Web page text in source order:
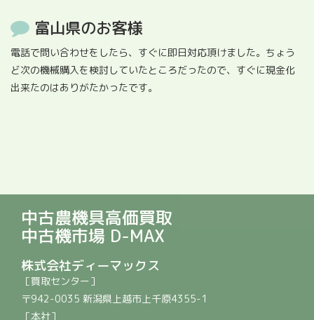
富山県のお客様
電話で問い合わせをしたら、すぐに即日対応頂けました。ちょう
ど次の機械購入を検討していたところだったので、すぐに現金化
出来たのはありがたかったです。
中古農機具高価買取
中古機市場 D-MAX
株式会社ディーマックス
［買取センター］
〒942-0035 新潟県上越市上千原4355-1
［本社］